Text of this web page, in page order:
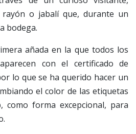
o jabalí que, durante un
bodega.
añada en la que todos los
con el certificado de
lo que se ha querido hacer un
el color de las etiquetas
forma excepcional, para